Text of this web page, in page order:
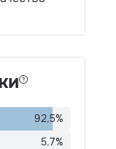
92,5%
5,7%